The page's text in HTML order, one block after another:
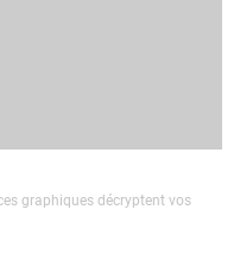
graphiques décryptent vos